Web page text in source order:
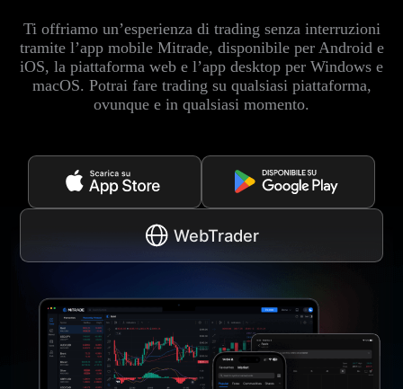
Ti offriamo un’esperienza di trading senza interruzioni
tramite l’app mobile Mitrade, disponibile per Android e
iOS, la piattaforma web e l’app desktop per Windows e
macOS. Potrai fare trading su qualsiasi piattaforma,
ovunque e in qualsiasi momento.
WebTrader